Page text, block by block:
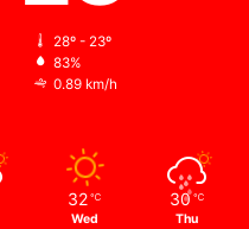
28º - 23º
83%
0.89 km/h
32 ℃
Wed
30 ℃
Thu